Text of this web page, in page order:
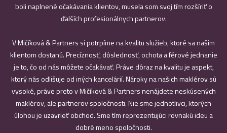
boli naplnené očakávania klientov, musela som svoj tím rozšíriť o
ďalších profesionálnych partnerov.
V Mičíková & Partners si potrpíme na kvalitu služieb, ktoré sa našim
klientom dostanú. Precíznosť, dôslednosť, ochota a férové jednanie
je to, čo od nás môžete očakávať. Práve dôraz na kvalitu je aspekt,
ktorý nás odlišuje od iných kancelárií. Nároky na našich maklérov sú
vysoké, práve preto v Mičíková & Partners nenájdete neskúsených
maklérov, ale partnerov spoločnosti. Nie sme jednotlivci, ktorých
úlohou je uzavrieť obchod. Sme tím reprezentujúci rovnakú ideu a
dobré meno spoločnosti.